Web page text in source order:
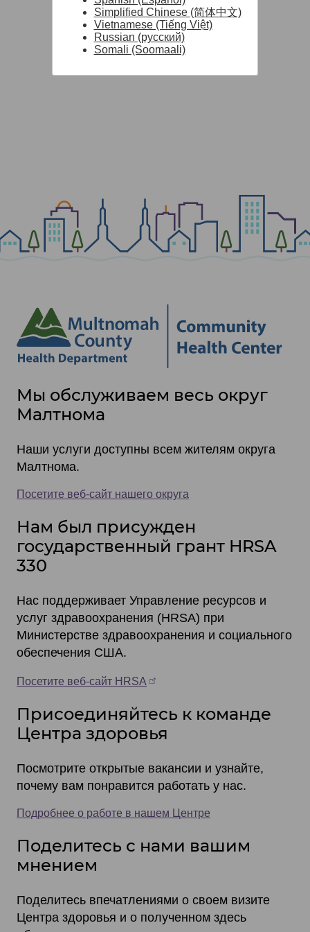
Site
footer
Мы обслуживаем весь округ
Малтнома
Наши услуги доступны всем жителям округа
Малтнома.
Посетите веб-сайт нашего округа
Нам был присужден
государственный грант HRSA
330
Нас поддерживает Управление ресурсов и
услуг здравоохранения (HRSA) при
Министерстве здравоохранения и социального
обеспечения США.
Посетите веб-сайт HRSA
Присоединяйтесь к команде
Центра здоровья
Посмотрите открытые вакансии и узнайте,
почему вам понравится работать у нас.
Подробнее о работе в нашем Центре
Поделитесь с нами вашим
мнением
Поделитесь впечатлениями о своем визите
Центра здоровья и о полученном здесь
Simplified Chinese (简体中文)
Vietnamese (Tiếng Việt)
Russian (русский)
Somali (Soomaali)